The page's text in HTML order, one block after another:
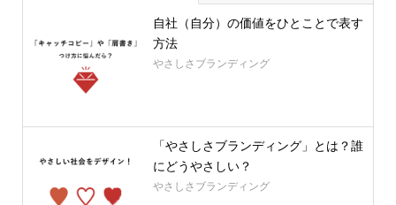
自社（自分）の価値をひとことで表す
方法
やさしさブランディング
「やさしさブランディング」とは？誰
にどうやさしい？
やさしさブランディング